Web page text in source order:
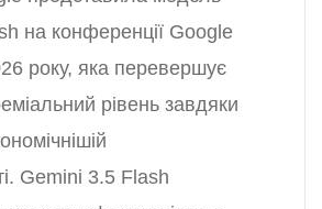
на конференції Google
року, яка перевершує
рівень завдяки
Gemini 3.5 Flash